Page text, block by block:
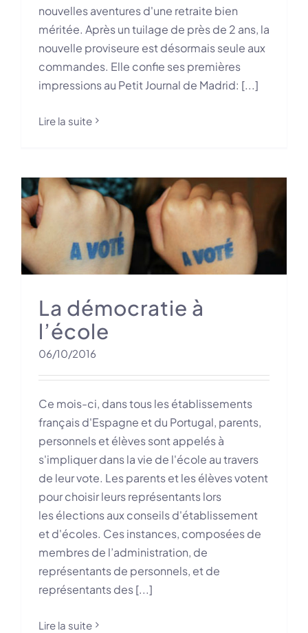
nouvelles aventures d'une retraite bien
méritée. Après un tuilage de près de 2 ans, la
nouvelle proviseure est désormais seule aux
commandes. Elle confie ses premières
impressions au Petit Journal de Madrid: [...]
Lire la suite
La démocratie à
l’école
06/10/2016
Ce mois-ci, dans tous les établissements
français d'Espagne et du Portugal, parents,
personnels et élèves sont appelés à
s'impliquer dans la vie de l'école au travers
de leur vote. Les parents et les élèves votent
pour choisir leurs représentants lors
les élections aux conseils d'établissement
et d'écoles. Ces instances, composées de
membres de l’administration, de
représentants de personnels, et de
représentants des [...]
Lire la suite